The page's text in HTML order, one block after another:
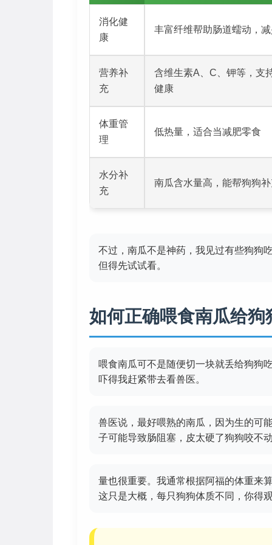
消化健
康
丰富纤维帮助肠道蠕动，
营养补
充
含维生素A、C、钾等，支
健康
体重管
理
低热量，适合当减肥零食
水分补
充
南瓜含水量高，能帮狗狗
不过，南瓜不是神药，我见过有些狗狗
但得先试试看。
如何正确喂食南瓜给狗
喂食南瓜可不是随便切一块就丢给狗狗
吓得我赶紧带去看兽医。
兽医说，最好喂熟的南瓜，因为生的可
子可能导致肠阻塞，皮太硬了狗狗咬不
量也很重要。我通常根据阿福的体重来
这只是大概，每只狗狗体质不同，你得